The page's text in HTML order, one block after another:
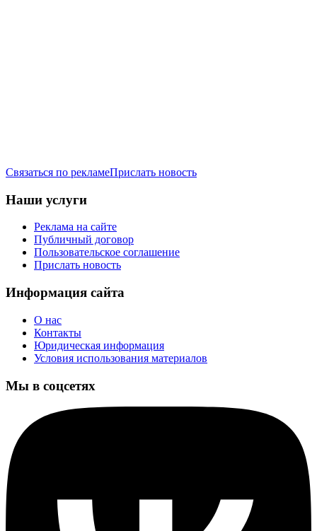
Связаться по рекламеПрислать новость
Наши услуги
Реклама на сайте
Публичный договор
Пользовательское соглашение
Прислать новость
Информация сайта
О нас
Контакты
Юридическая информация
Условия использования материалов
Мы в соцсетях